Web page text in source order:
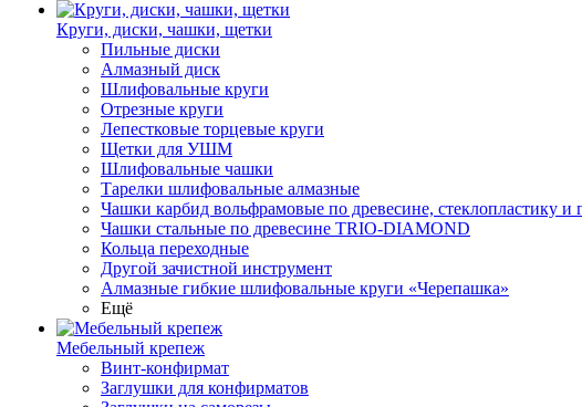
Круги, диски, чашки, щетки
Пильные диски
Алмазный диск
Шлифовальные круги
Отрезные круги
Лепестковые торцевые круги
Щетки для УШМ
Шлифовальные чашки
Тарелки шлифовальные алмазные
Чашки карбид вольфрамовые по древесине, стеклопластику
Чашки стальные по древесине TRIO-DIAMOND
Кольца переходные
Другой зачистной инструмент
Алмазные гибкие шлифовальные круги «Черепашка»
Ещё
Мебельный крепеж
Винт-конфирмат
Заглушки для конфирматов